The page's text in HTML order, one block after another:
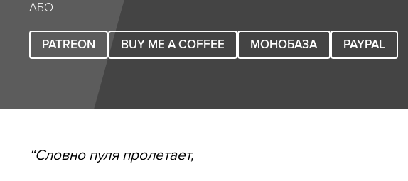
АБО
PATREON BUY ME A COFFEE МОНОБАЗА PAYPAL
“Словно пуля пролетает,